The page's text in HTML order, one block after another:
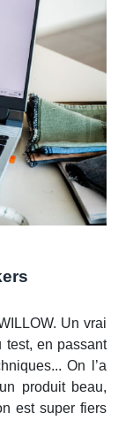
Un vrai
test, en passant
On l’a
produit beau,
est super fiers